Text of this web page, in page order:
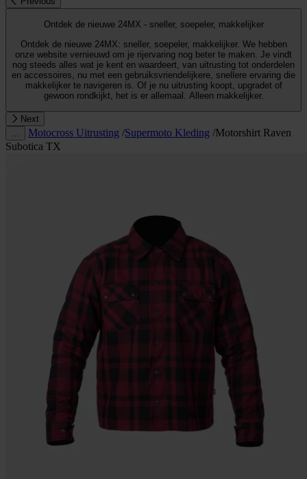
Ontdek de nieuwe 24MX - sneller, soepeler, makkelijker
Ontdek de nieuwe 24MX: sneller, soepeler, makkelijker. We hebben
onze website vernieuwd om je rijervaring nog beter te maken. Je vindt
nog steeds alles wat je kent en waardeert, van uitrusting tot onderdelen
en accessoires, nu met een gebruiksvriendelijkere, snellere ervaring die
makkelijker te navigeren is. Of je nu uitrusting koopt, upgradet of
gewoon rondkijkt, het is er allemaal. Alleen makkelijker.
Next
Motocross Uitrusting /Supermoto Kleding /Motorshirt Raven
Subotica TX